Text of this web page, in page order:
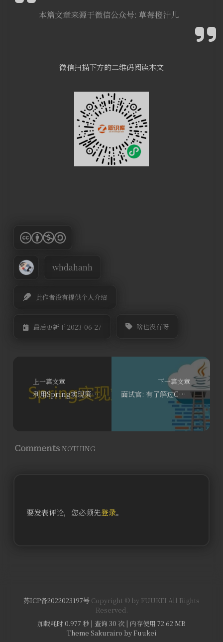
本篇文章来源于微信公众号: 草莓橙汁儿
微信扫描下方的二维码阅读本文
whdahanh
此作者没有提供个人介绍
最后更新于 2023-06-27 啥也没有呀
上一篇文章
利用Spring实现策略模式
下一篇文章
面试官: 有了解过CAS和原子操作吗？说说看
Comments NOTHING
要发表评论，您必须先登录。
苏ICP备2022023197号 Copyright © by FUUKEI All Rights
Reserved.
加载耗时 0.977 秒 | 查询 30 次 | 内存使用 72.62 MB
Theme Sakurairo by Fuukei